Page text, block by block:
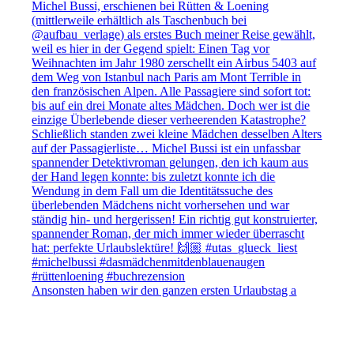
Ansonsten haben wir den ganzen ersten Urlaubstag a